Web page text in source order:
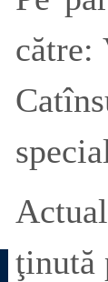
către:
ţinută